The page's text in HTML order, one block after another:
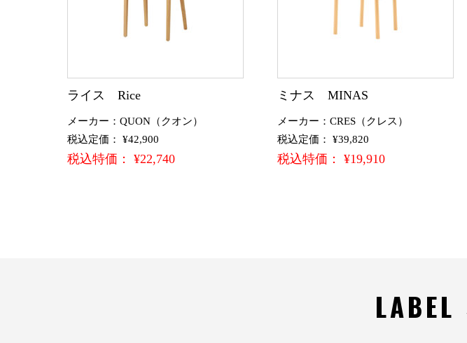
ライス Rice
メーカー：QUON（クオン）
税込定価： ¥42,900
税込特価： ¥22,740
ミナス MINAS
メーカー：CRES（クレス）
税込定価： ¥39,820
税込特価： ¥19,910
LABEL